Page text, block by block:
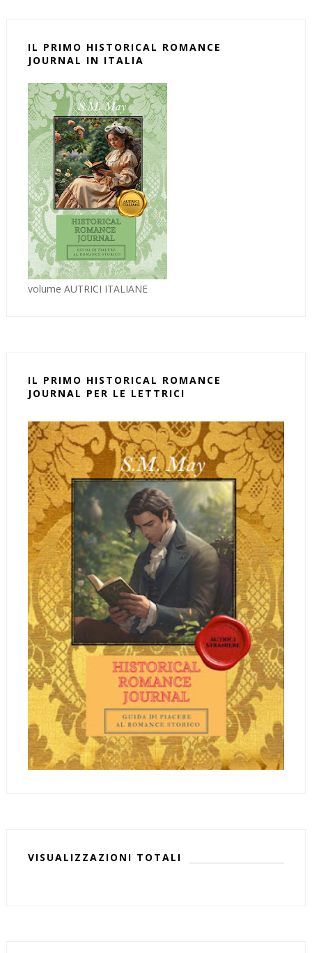
IL PRIMO HISTORICAL ROMANCE
JOURNAL IN ITALIA
volume AUTRICI ITALIANE
IL PRIMO HISTORICAL ROMANCE
JOURNAL PER LE LETTRICI
VISUALIZZAZIONI TOTALI